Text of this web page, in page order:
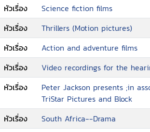
หัวเรื่อง
Science fiction films
หัวเรื่อง
Thrillers (Motion pictures)
หัวเรื่อง
Action and adventure films
หัวเรื่อง
Video recordings for the
หัวเรื่อง
Peter Jackson presents ;in
TriStar Pictures and Block
หัวเรื่อง
South Africa--Drama